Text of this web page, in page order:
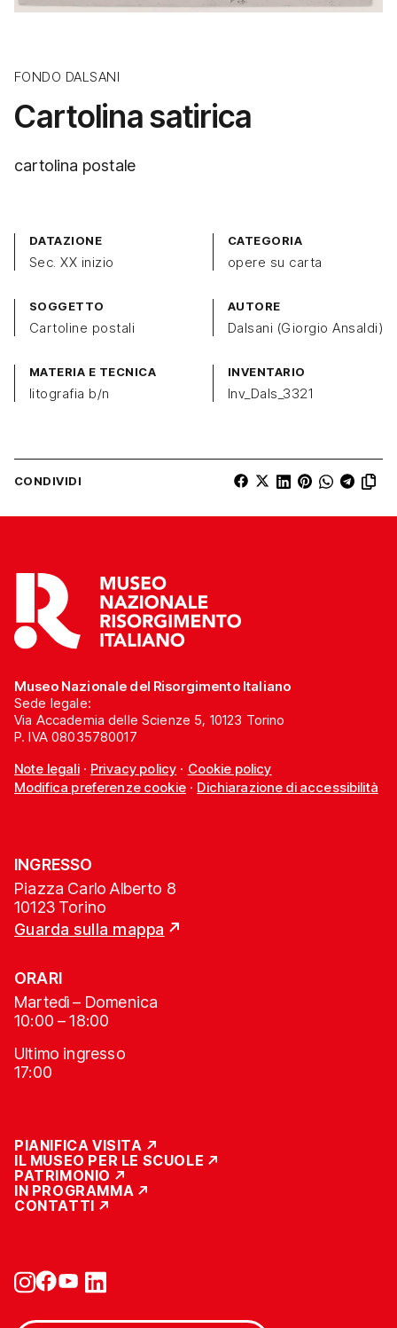
FONDO DALSANI
Cartolina satirica
cartolina postale
DATAZIONE
Sec. XX inizio
CATEGORIA
opere su carta
SOGGETTO
Cartoline postali
AUTORE
Dalsani (Giorgio Ansaldi)
MATERIA E TECNICA
litografia b/n
INVENTARIO
Inv_Dals_3321
CONDIVIDI
Museo Nazionale del Risorgimento Italiano
Sede legale:
Via Accademia delle Scienze 5, 10123 Torino
P. IVA 08035780017
Note legali· Privacy policy · Cookie policy
Modifica preferenze cookie· Dichiarazione di accessibilità
INGRESSO
Piazza Carlo Alberto 8
10123 Torino
Guarda sulla mappa
ORARI
Martedì – Domenica
10:00 – 18:00
Ultimo ingresso
17:00
PIANIFICA VISITA
IL MUSEO PER LE SCUOLE
PATRIMONIO
IN PROGRAMMA
CONTATTI